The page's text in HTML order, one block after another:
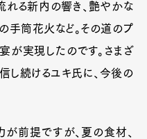
れる新内の響き、艶やかな
手筒花火など。その道のプ
が実現したのです。さまざ
し続けるユキ氏に、今後の
前提ですが、夏の食材、